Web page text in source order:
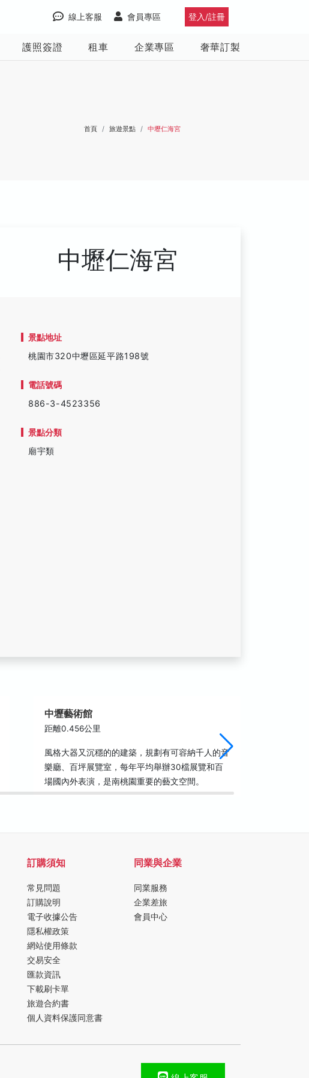
登入/註冊
會員專區
線上客服
護照簽證 租車 企業專區 奢華訂製
首頁 旅遊景點 中壢仁海宮
中壢仁海宮
景點地址
桃園市320中壢區延平路198號
電話號碼
886-3-4523356
景點分類
廟宇類
中壢藝術館
距離0.456公里
風格大器又沉穩的的建築，規劃有可容納千人的音
樂廳、百坪展覽室，每年平均舉辦30檔展覽和百
場國內外表演，是南桃園重要的藝文空間。
訂購須知
常見問題
訂購說明
電子收據公告
隱私權政策
網站使用條款
交易安全
匯款資訊
下載刷卡單
旅遊合約書
個人資料保護同意書
同業與企業
同業服務
企業差旅
會員中心